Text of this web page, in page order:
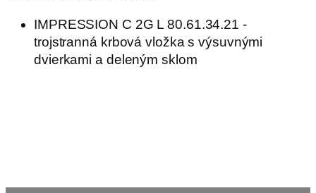
IMPRESSION C 2G L 80.61.34.21 -
trojstranná krbová vložka s výsuvnými
dvierkami a deleným sklom